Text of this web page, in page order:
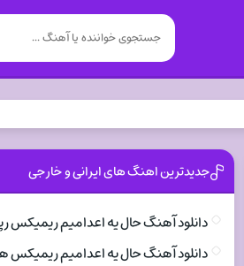
جدیدترین اهنگ های ایرانی و خارجی
دانلود آهنگ حال یه اعدامیم ریمیکس
دانلود آهنگ حال یه اعدامیم ریمیکس